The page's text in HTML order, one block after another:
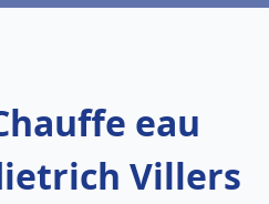
eau
Villers